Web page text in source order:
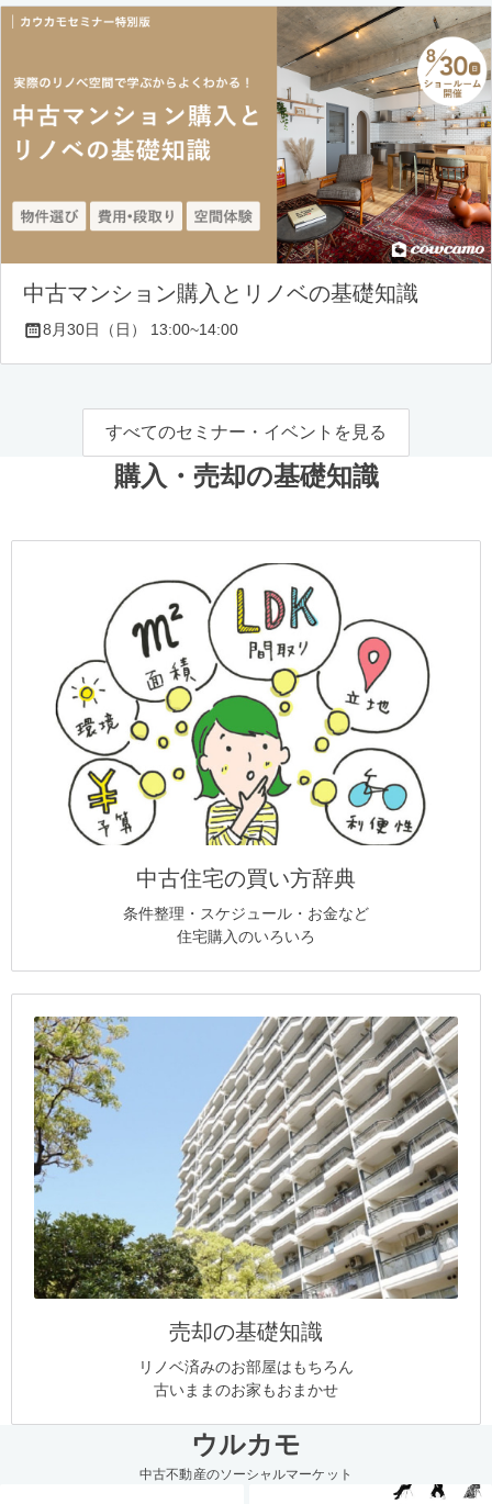
中古マンション購入とリノベの基礎知識
8月30日（日） 13:00~14:00
すべてのセミナー・イベントを見る
購入・売却の基礎知識
中古住宅の買い方辞典
条件整理・スケジュール・お金など
住宅購入のいろいろ
売却の基礎知識
リノベ済みのお部屋はもちろん
古いままのお家もおまかせ
ウルカモ
中古不動産のソーシャルマーケット